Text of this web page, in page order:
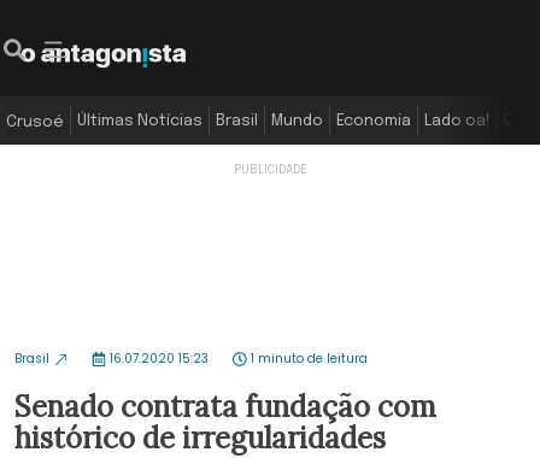
Crusoé Últimas Notícias Brasil Mundo Economia Lado oa!
Brasil 16.07.2020 15:23 1 minuto de leitura
Senado contrata fundação com
histórico de irregularidades